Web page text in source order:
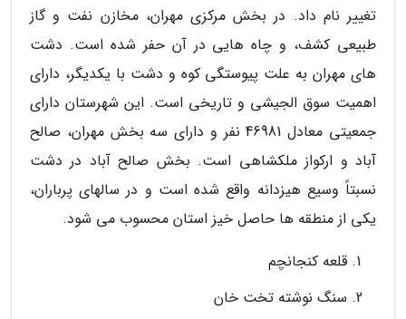
تغییر نام داد. در بخش مرکزی مهران، مخازن نفت و گاز
طبیعی کشف، و چاه هایی در آن حفر شده است. دشت
های مهران به علت پیوستگی کوه و دشت با یکدیگر، دارای
اهمیت سوق الجیشی و تاریخی است. این شهرستان دارای
جمعیتی معادل 46981 نفر و دارای سه بخش مهران، صالح
آباد و ارکواز ملکشاهی است. بخش صالح آباد در دشت
نسبتاً وسیع هیزدانه واقع شده است و در سالهای پرباران،
یکی از منطقه ها حاصل خیز استان محسوب می شود.
قلعه کنجانچم
سنگ نوشته تخت خان